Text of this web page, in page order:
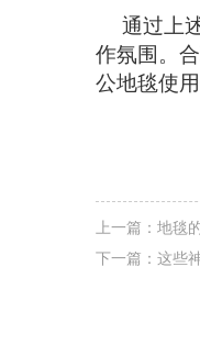
通过上
作氛围。
公地毯使
上一篇： 地毯
下一篇： 这些